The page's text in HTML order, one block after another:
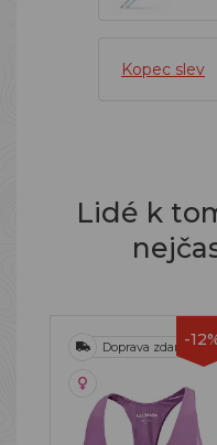
Kopec slev
Lidé k
-
Doprava zdarma